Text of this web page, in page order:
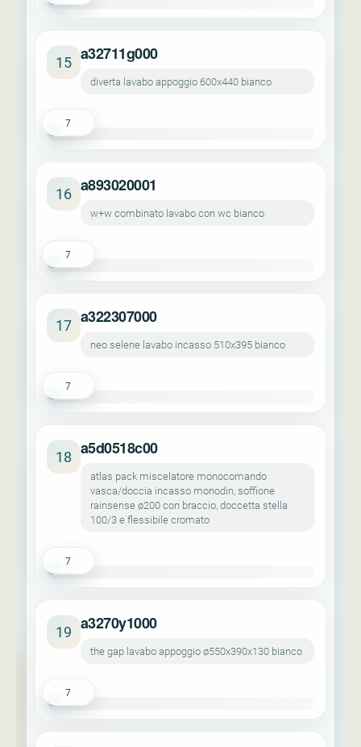
15 a32711g000
diverta lavabo appoggio 600x440 bianco
7
16 a893020001
w+w combinato lavabo con wc bianco
7
17 a322307000
neo selene lavabo incasso 510x395 bianco
7
18 a5d0518c00
atlas pack miscelatore monocomando
vasca/doccia incasso monodin, soffione
rainsense ø200 con braccio, doccetta stella
100/3 e flessibile cromato
7
19 a3270y1000
the gap lavabo appoggio ø550x390x130 bianco
7